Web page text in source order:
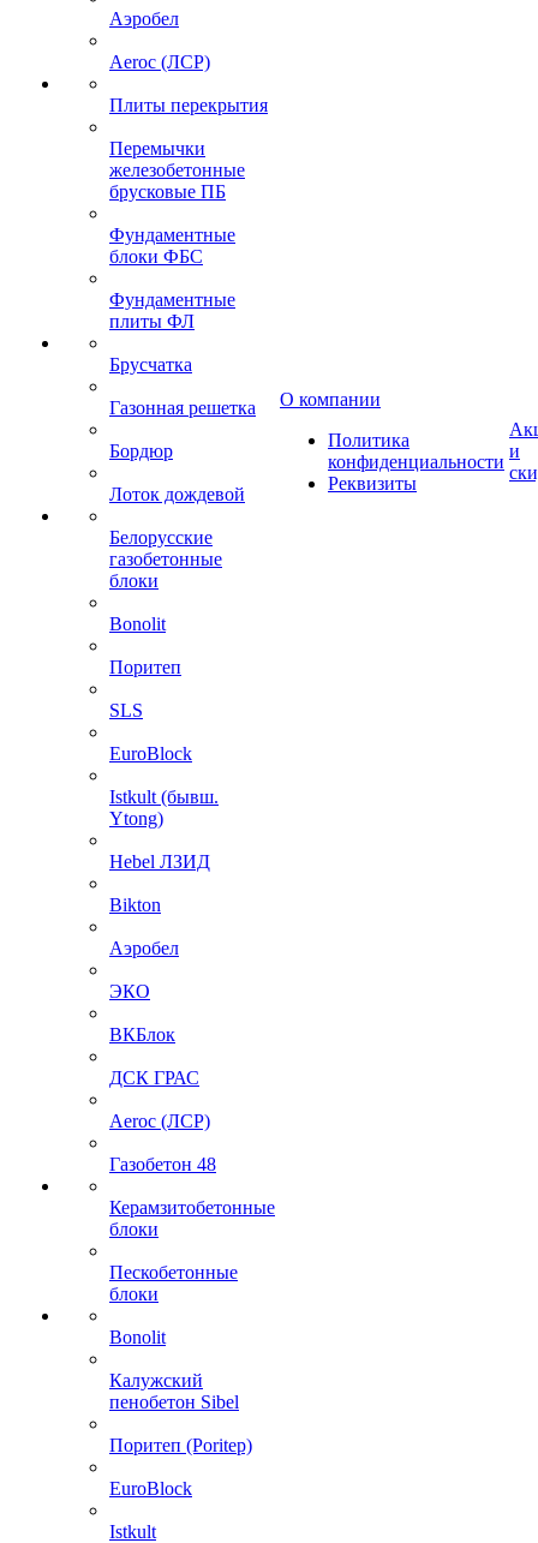
Аэробел
Aeroc (ЛСР)
Плиты перекрытия
Перемычки
железобетонные
брусковые ПБ
Фундаментные
блоки ФБС
Фундаментные
плиты ФЛ
Брусчатка
Газонная решетка
Бордюр
Лоток дождевой
Белорусские
газобетонные
блоки
Bonolit
Поритеп
SLS
EuroBlock
Istkult (бывш.
Ytong)
Hebel ЛЗИД
Bikton
Аэробел
ЭКО
ВКБлок
ДСК ГРАС
Aeroc (ЛСР)
Газобетон 48
Керамзитобетонные
блоки
Пескобетонные
блоки
Bonolit
Калужский
пенобетон Sibel
Поритеп (Poritep)
EuroBlock
Istkult
О компании
Политика
конфиденциальности
Реквизиты
и